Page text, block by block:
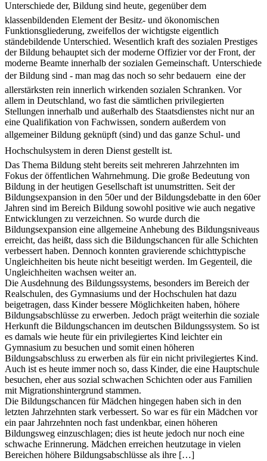
Unterschiede der, Bildung sind heute, gegenüber dem
klassenbildenden Element der Besitz- und ökonomischen
Funktionsgliederung, zweifellos der wichtigste eigentlich
ständebildende Unterschied. Wesentlich kraft des sozialen Prestiges
der Bildung behauptet sich der moderne Offizier vor der Front, der
moderne Beamte innerhalb der sozialen Gemeinschaft. Unterschiede
der Bildung sind - man mag das noch so sehr bedauern  eine der
allerstärksten rein innerlich wirkenden sozialen Schranken. Vor
allem in Deutschland, wo fast die sämtlichen privilegierten
Stellungen innerhalb und außerhalb des Staatsdienstes nicht nur an
eine Qualifikation von Fachwissen, sondern außerdem von
allgemeiner Bildung geknüpft (sind) und das ganze Schul- und
Hochschulsystem in deren Dienst gestellt ist.
Das Thema Bildung steht bereits seit mehreren Jahrzehnten im
Fokus der öffentlichen Wahrnehmung. Die große Bedeutung von
Bildung in der heutigen Gesellschaft ist unumstritten. Seit der
Bildungsexpansion in den 50er und der Bildungsdebatte in den 60er
Jahren sind im Bereich Bildung sowohl positive wie auch negative
Entwicklungen zu verzeichnen. So wurde durch die
Bildungsexpansion eine allgemeine Anhebung des Bildungsniveaus
erreicht, das heißt, dass sich die Bildungschancen für alle Schichten
verbessert haben. Dennoch konnten gravierende schichttypische
Ungleichheiten bis heute nicht beseitigt werden. Im Gegenteil, die
Ungleichheiten wachsen weiter an.
Die Ausdehnung des Bildungssystems, besonders im Bereich der
Realschulen, des Gymnasiums und der Hochschulen hat dazu
beigetragen, dass Kinder bessere Möglichkeiten haben, höhere
Bildungsabschlüsse zu erwerben. Jedoch prägt weiterhin die soziale
Herkunft die Bildungschancen im deutschen Bildungssystem. So ist
es damals wie heute für ein privilegiertes Kind leichter ein
Gymnasium zu besuchen und somit einen höheren
Bildungsabschluss zu erwerben als für ein nicht privilegiertes Kind.
Auch ist es heute immer noch so, dass Kinder, die eine Hauptschule
besuchen, eher aus sozial schwachen Schichten oder aus Familien
mit Migrationshintergrund stammen.
Die Bildungschancen für Mädchen hingegen haben sich in den
letzten Jahrzehnten stark verbessert. So war es für ein Mädchen vor
ein paar Jahrzehnten noch fast undenkbar, einen höheren
Bildungsweg einzuschlagen; dies ist heute jedoch nur noch eine
schwache Erinnerung. Mädchen erreichen heutzutage in vielen
Bereichen höhere Bildungsabschlüsse als ihre […]